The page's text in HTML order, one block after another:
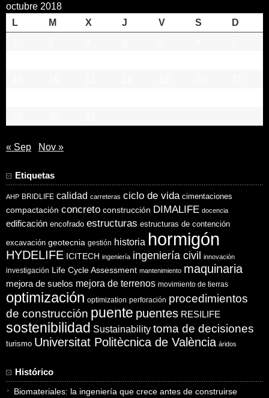
octubre 2018
L
M X J V S
D
« Sep Nov »
Etiquetas
AHP BRIDLIFE calidad carreteras ciclo de vida cimentaciones
compactación concreto construcción DIMALIFE docencia
edificación encofrado estructuras estructuras de contención
excavación geotecnia gestión historia hormigón
HYDELIFE ICITECH ingeniería ingeniería civil innovación
investigación Life Cycle Assessment mantenimiento maquinaria
mejora de suelos mejora de terrenos movimiento de tierras
optimización optimization perforación procedimientos
de construcción puente puentes RESILIFE
sostenibilidad Sustainability toma de decisiones
turismo Universitat Politècnica de València áridos
Histórico
Biomateriales: la ingeniería que crece antes de construirse